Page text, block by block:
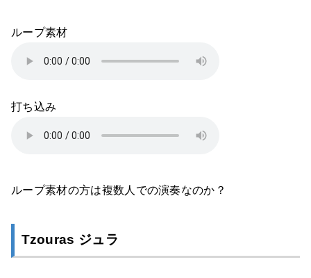
ループ素材
打ち込み
ループ素材の方は複数人での演奏なのか？
Tzouras ジュラ